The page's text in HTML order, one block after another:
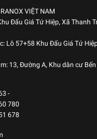
VIỆT NAM
Đấu Giá Tứ Hiệp, Xã Thanh
Lô 57+58 Khu Đấu Giá Tứ
13, Đường A, Khu dân cư
-
780
678